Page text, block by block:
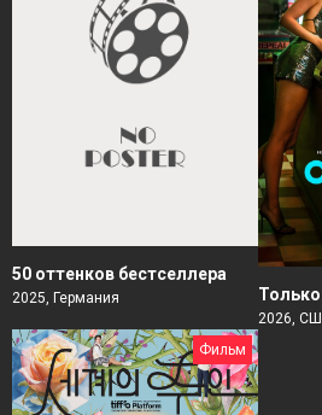
50 оттенков бестселлера
2025, Германия
2026,
Фильм